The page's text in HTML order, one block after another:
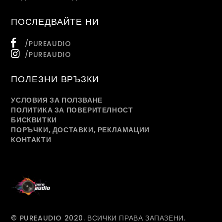
ПОСЛЕДВАЙТЕ НИ
/PUREAUDIO
/PUREAUDIO
ПОЛЕЗНИ ВРЪЗКИ
УСЛОВИЯ ЗА ПОЛЗВАНЕ
ПОЛИТИКА ЗА ПОВЕРИТЕЛНОСТ
БИСКВИТКИ
ПОРЪЧКИ, ДОСТАВКИ, РЕКЛАМАЦИИ
КОНТАКТИ
© PUREAUDIO 2020. ВСИЧКИ ПРАВА ЗАПАЗЕНИ.